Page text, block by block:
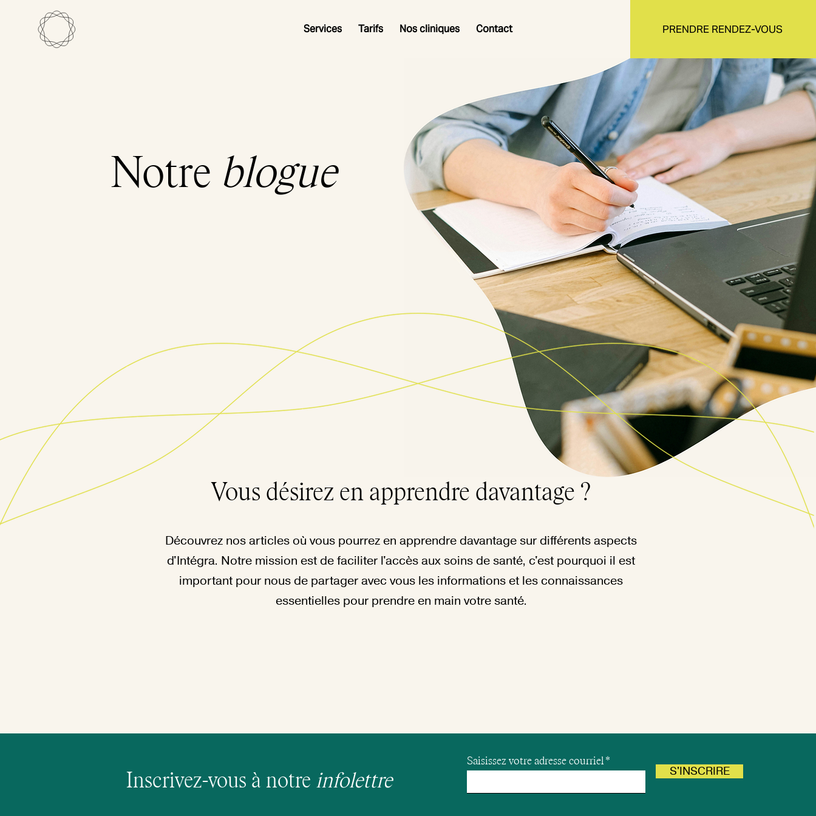
Services Tarifs Nos cliniques Contact PRENDRE RENDEZ-VOUS
Notre blogue
Vous désirez en apprendre davantage ?
Découvrez nos articles où vous pourrez en apprendre davantage sur différents aspects
d'Intégra. Notre mission est de faciliter l'accès aux soins de santé, c'est pourquoi il est
important pour nous de partager avec vous les informations et les connaissances
essentielles pour prendre en main votre santé.
Inscrivez-vous à notre infolettre
Saisissez votre adresse courriel
S'INSCRIRE